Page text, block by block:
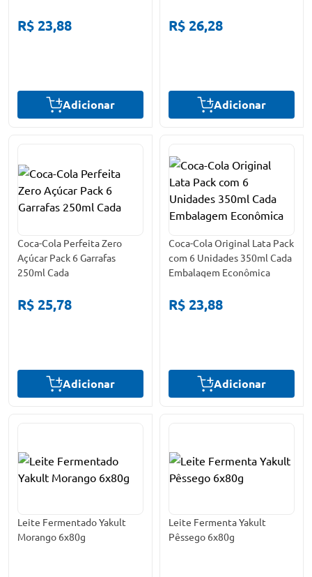
R$ 23,88
Adicionar
R$ 26,28
Adicionar
Coca-Cola Perfeita Zero
Açúcar Pack 6 Garrafas
250ml Cada
R$ 25,78
Adicionar
Coca-Cola Original Lata Pack
com 6 Unidades 350ml Cada
Embalagem Econômica
R$ 23,88
Adicionar
Leite Fermentado Yakult
Morango 6x80g
Leite Fermenta Yakult
Pêssego 6x80g